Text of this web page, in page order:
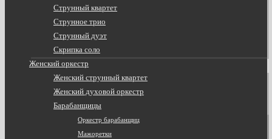
Струнный квартет
Струнное трио
Струнный дуэт
Скрипка соло
Женский оркестр
Женский струнный квартет
Женский духовой оркестр
Барабанщицы
Оркестр барабанщиц
Мажоретки